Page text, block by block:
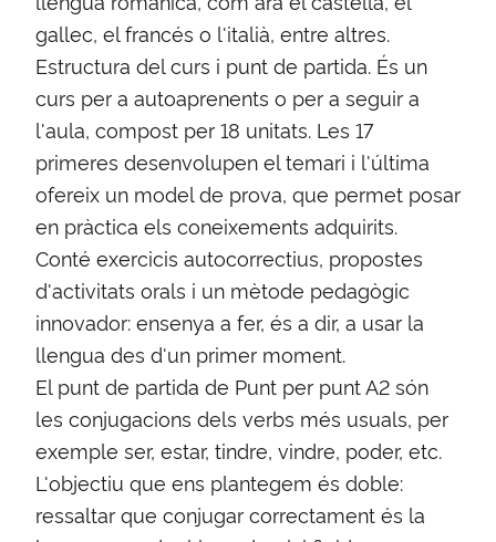
gallec, el francés o l'italià, entre altres.
Estructura del curs i punt de partida. És un
curs per a autoaprenents o per a seguir a
l'aula, compost per 18 unitats. Les 17
primeres desenvolupen el temari i l'última
ofereix un model de prova, que permet posar
en pràctica els coneixements adquirits.
Conté exercicis autocorrectius, propostes
d'activitats orals i un mètode pedagògic
innovador: ensenya a fer, és a dir, a usar la
llengua des d'un primer moment.
El punt de partida de Punt per punt A2 són
les conjugacions dels verbs més usuals, per
exemple ser, estar, tindre, vindre, poder, etc.
L'objectiu que ens plantegem és doble:
ressaltar que conjugar correctament és la